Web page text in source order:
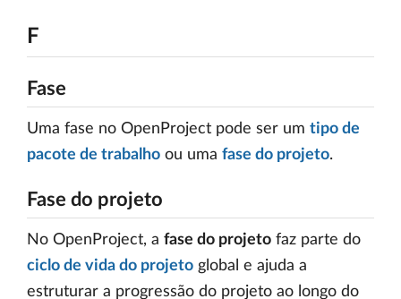
F
Fase
Uma fase no OpenProject pode ser um tipo de
pacote de trabalho ou uma fase do projeto.
Fase do projeto
No OpenProject, a fase do projeto faz parte do
ciclo de vida do projeto global e ajuda a
estruturar a progressão do projeto ao longo do